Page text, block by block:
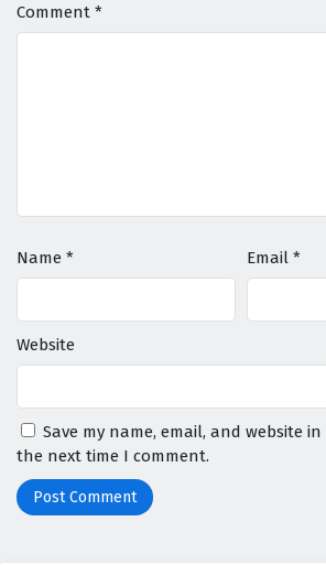
Comment *
Name * Email *
Website
Save my name, email, and website
the next time I comment.